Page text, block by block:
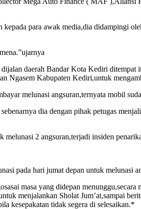
para awak media,dia didampingi
daerah Bandar Kota Kediri ditempat
Ngasem Kabupaten Kediri,untuk
melunasi angsuran,ternyata mobil
dia dengan pihak petugas
2 angsuran,terjadi insiden
pada hari jumat depan untuk melunasi
masa yang didepan
menjalankan Sholat Jum’at,sampai
kesepakatan tidak segera di selesaikan.*